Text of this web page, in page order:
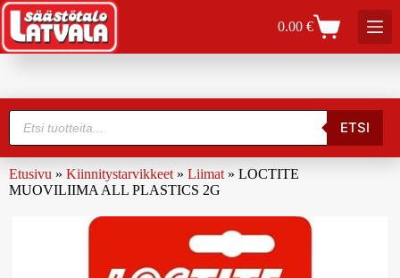
0.00€
ETSI
Etusivu » Kiinnitystarvikkeet » Liimat » LOCTITE
MUOVILIIMA ALL PLASTICS 2G